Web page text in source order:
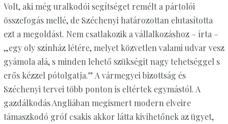
Volt, aki még uralkodói segítséget remélt a pártolói
összefogás mellé, de Széchenyi határozottan elutasította
ezt a megoldást. Nem csatlakozik a vállalkozáshoz – írta –
„egy oly színház létére, melyet közvetlen valami udvar vesz
gyámola alá, s minden lehető szükségit nagy tehetséggel s
erős kézzel pótolgatja.” A vármegyei bizottság és
Széchenyi tervei több ponton is eltértek egymástól. A
gazdálkodás Angliában megismert modern elveire
támaszkodó gróf csakis akkor látta kivihetőnek az ügyet,